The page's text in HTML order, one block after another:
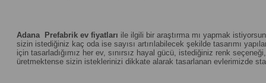
AdanaPrefabrik ev fiyatları ile ilgili bir araştırma mı yapmak
sizin istediğiniz kaç oda ise sayısı artırılabilecek şekilde tasarımı
için tasarladığımız her ev, sınırsız hayal gücü, istediğiniz renk
üretmektense sizin isteklerinizi dikkate alarak tasarlanan evlerimizde